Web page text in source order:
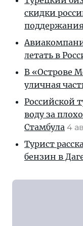
скидки
летать в
В «Острове
уличная
Российской
воду за
Стамбула 4
Турист
бензин в